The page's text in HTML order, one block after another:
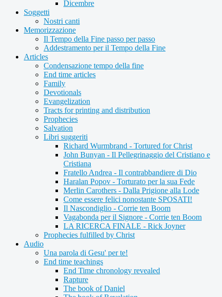
Dicembre
Soggetti
Nostri canti
Memorizzazione
Il Tempo della Fine passo per passo
Addestramento per il Tempo della Fine
Articles
Condensazione tempo della fine
End time articles
Family
Devotionals
Evangelization
Tracts for printing and distribution
Prophecies
Salvation
Libri suggeriti
Richard Wurmbrand - Tortured for Christ
John Bunyan - Il Pellegrinaggio del Cristiano e
Cristiana
Fratello Andrea - Il contrabbandiere di Dio
Haralan Popov - Torturato per la sua Fede
Merlin Carothers - Dalla Prigione alla Lode
Come essere felici nonostante SPOSATI!
Il Nascondiglio - Corrie ten Boom
Vagabonda per il Signore - Corrie ten Boom
LA RICERCA FINALE - Rick Joyner
Prophecies fulfilled by Christ
Audio
Una parola di Gesu' per te!
End time teachings
End Time chronology revealed
Rapture
The book of Daniel